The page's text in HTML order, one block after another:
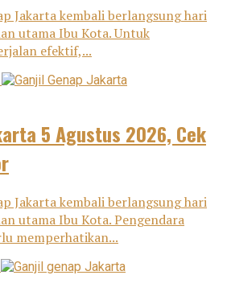
Jakarta kembali berlangsung hari
utama Ibu Kota. Untuk
efektif,...
5 Agustus 2026, Cek
Jakarta kembali berlangsung hari
utama Ibu Kota. Pengendara
memperhatikan...